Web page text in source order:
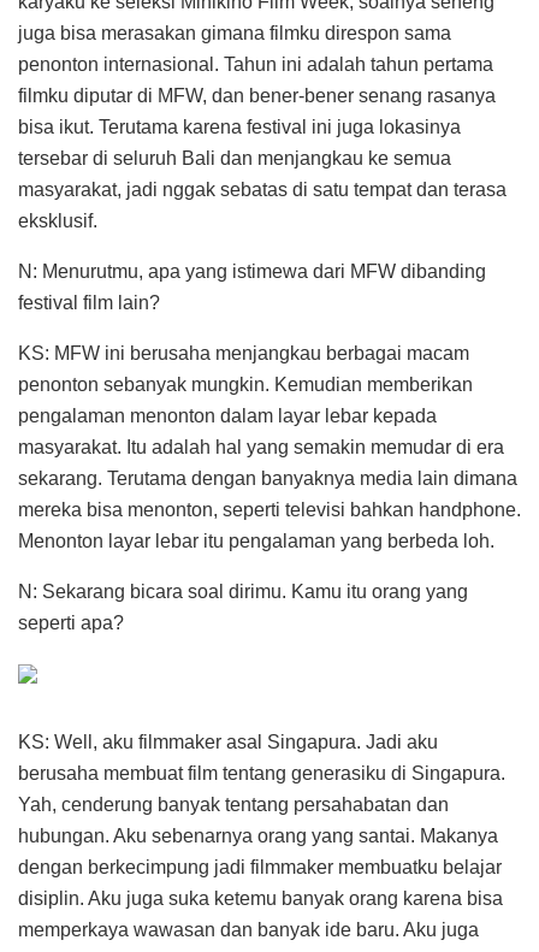
juga bisa merasakan gimana filmku direspon sama
penonton internasional. Tahun ini adalah tahun pertama
filmku diputar di MFW, dan bener-bener senang rasanya
bisa ikut. Terutama karena festival ini juga lokasinya
tersebar di seluruh Bali dan menjangkau ke semua
masyarakat, jadi nggak sebatas di satu tempat dan terasa
eksklusif.
N: Menurutmu, apa yang istimewa dari MFW dibanding
festival film lain?
KS: MFW ini berusaha menjangkau berbagai macam
penonton sebanyak mungkin. Kemudian memberikan
pengalaman menonton dalam layar lebar kepada
masyarakat. Itu adalah hal yang semakin memudar di era
sekarang. Terutama dengan banyaknya media lain dimana
mereka bisa menonton, seperti televisi bahkan handphone.
Menonton layar lebar itu pengalaman yang berbeda loh.
N: Sekarang bicara soal dirimu. Kamu itu orang yang
seperti apa?
KS: Well, aku filmmaker asal Singapura. Jadi aku
berusaha membuat film tentang generasiku di Singapura.
Yah, cenderung banyak tentang persahabatan dan
hubungan. Aku sebenarnya orang yang santai. Makanya
dengan berkecimpung jadi filmmaker membuatku belajar
disiplin. Aku juga suka ketemu banyak orang karena bisa
memperkaya wawasan dan banyak ide baru. Aku juga